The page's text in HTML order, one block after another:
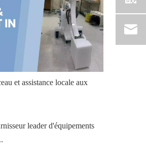
et assistance locale aux
leader d'équipements